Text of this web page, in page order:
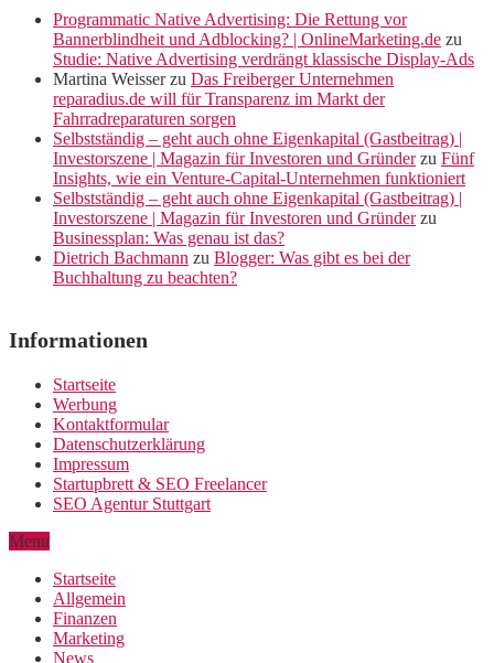
Programmatic Native Advertising: Die Rettung vor
Bannerblindheit und Adblocking? | OnlineMarketing.de zu
Studie: Native Advertising verdrängt klassische Display-Ads
Martina Weisserzu Das Freiberger Unternehmen
reparadius.de will für Transparenz im Markt der
Fahrradreparaturen sorgen
Selbstständig – geht auch ohne Eigenkapital (Gastbeitrag) |
Investorszene | Magazin für Investoren und Gründerzu Fünf
Insights, wie ein Venture-Capital-Unternehmen funktioniert
Selbstständig – geht auch ohne Eigenkapital (Gastbeitrag) |
Investorszene | Magazin für Investoren und Gründerzu
Businessplan: Was genau ist das?
Dietrich Bachmann zu Blogger: Was gibt es bei der
Buchhaltung zu beachten?
Informationen
Startseite
Werbung
Kontaktformular
Datenschutzerklärung
Impressum
Startupbrett & SEO Freelancer
SEO Agentur Stuttgart
Menu
Startseite
Allgemein
Finanzen
Marketing
News